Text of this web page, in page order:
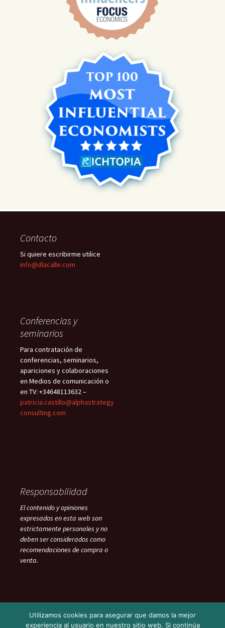
Contacto
Si quiere escribirme utilice
info@dlacalle.com
Conferencias y
seminarios
Para contratación de
conferencias, seminarios,
apariciones y colaboraciones
en Medios de comunicación o
en TV: +34648113632 –
patricia.castillo@alphastrategy
consulting.com
Responsabilidad
El contenido y opiniones
expresados en esta web son
estrictamente personales y no
deben ser considerados como
recomendaciones de compra o
venta.
Utilizamos cookies para asegurar que damos la mejor
experiencia al usuario en nuestro sitio web. Si continúa